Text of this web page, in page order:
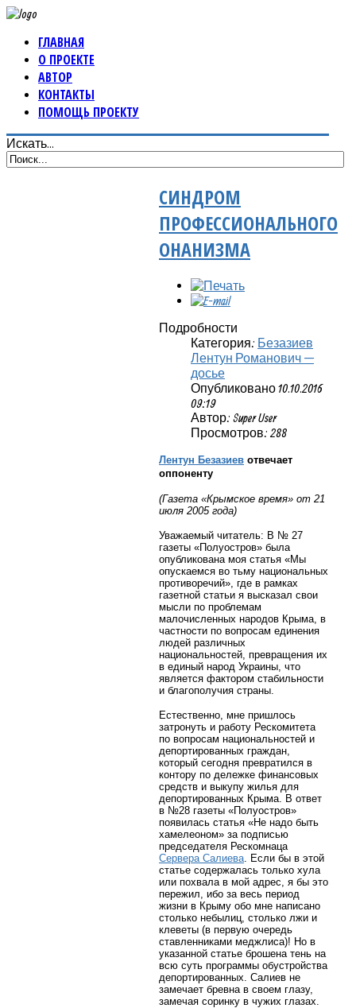
ГЛАВНАЯ
О ПРОЕКТЕ
АВТОР
КОНТАКТЫ
ПОМОЩЬ ПРОЕКТУ
Искать...
СИНДРОМ
ПРОФЕССИОНАЛЬНОГО
ОНАНИЗМА
Подробности
Категория: Безазиев
Лентун Романович —
досье
Опубликовано 10.10.2016
09:19
Автор: Super User
Просмотров: 288
Лентун Безазиев отвечает
оппоненту
(Газета «Крымское время» от 21
июля 2005 года)
Уважаемый читатель: В № 27
газеты «Полуостров» была
опубликована моя статья «Мы
опускаемся во тьму национальных
противоречий», где в рамках
газетной статьи я высказал свои
мысли по проблемам
малочисленных народов Крыма, в
частности по вопросам единения
людей различных
национальностей, превращения их
в единый народ Украины, что
является фактором стабильности
и благополучия страны.
Естественно, мне пришлось
затронуть и работу Рескомитета
по вопросам национальностей и
депортированных граждан,
который сегодня превратился в
контору по дележке финансовых
средств и выкупу жилья для
депортированных Крыма. В ответ
в №28 газеты «Полуостров»
появилась статья «Не надо быть
хамелеоном» за подписью
председателя Рескомнаца
Сервера Салиева . Если бы в этой
статье содержалась только хула
или похвала в мой адрес, я бы это
пережил, ибо за весь период
жизни в Крыму обо мне написано
столько небылиц, столько лжи и
клеветы (в первую очередь
ставленниками меджлиса)! Но в
указанной статье брошена тень на
всю суть программы обустройства
депортированных. Салиев не
замечает бревна в своем глазу,
замечая соринку в чужих глазах.